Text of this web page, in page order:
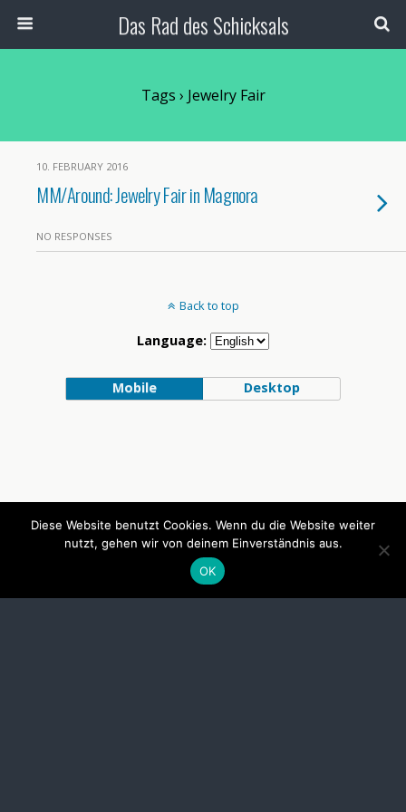
Das Rad des Schicksals
Tags › Jewelry Fair
10. FEBRUARY 2016
MM/Around: Jewelry Fair in Magnora
NO RESPONSES
Back to top
Language:
Mobile Desktop
Diese Website benutzt Cookies. Wenn du die Website weiter
nutzt, gehen wir von deinem Einverständnis aus.
OK